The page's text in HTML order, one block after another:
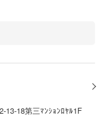
13-18第三ﾏﾝｼｮﾝﾛﾔﾙ1F